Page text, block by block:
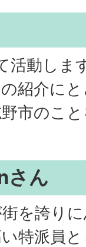
活動しま
紹介に
市のこ
さん
を誇り
特派員